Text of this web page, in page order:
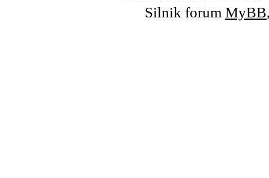
Silnik forum MyBB